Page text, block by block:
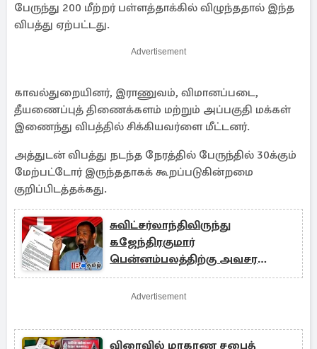
பேருந்து 200 மீற்றர் பள்ளத்தாக்கில் விழுந்ததால் இந்த
விபத்து ஏற்பட்டது.
Advertisement
காவல்துறையினர், இராணுவம், விமானப்படை,
தீயணைப்புத் திணைக்களம் மற்றும் அப்பகுதி மக்கள்
இணைந்து விபத்தில் சிக்கியவர்ளை மீட்டனர்.
அத்துடன் விபத்து நடந்த நேரத்தில் பேருந்தில் 30க்கும்
மேற்பட்டோர் இருந்ததாகக் கூறப்படுகின்றமை
குறிப்பிடத்தக்கது.
சுவிட்சர்லாந்திலிருந்து
கஜேந்திரகுமார்
பென்னம்பலத்திற்கு அவசர
அழைப்பு!
Advertisement
விரைவில் மாகாண சபைத்